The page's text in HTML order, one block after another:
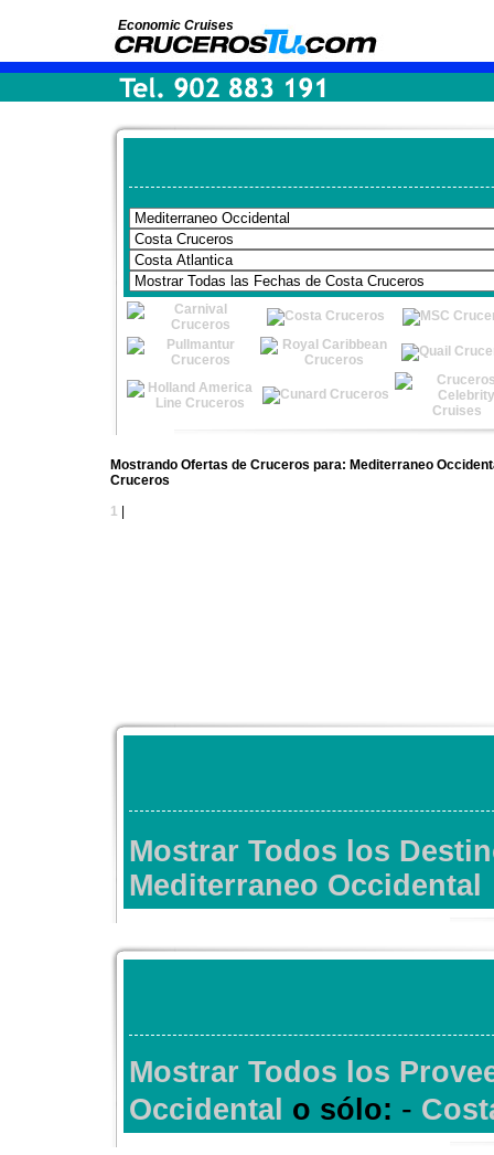
Economic Cruises
Mostrando Ofertas de Cruceros para: Mediterraneo
Cruceros
1
Mostrar Todos los
Mediterraneo Occidental
Mostrar Todos los
Occidental o sólo: -